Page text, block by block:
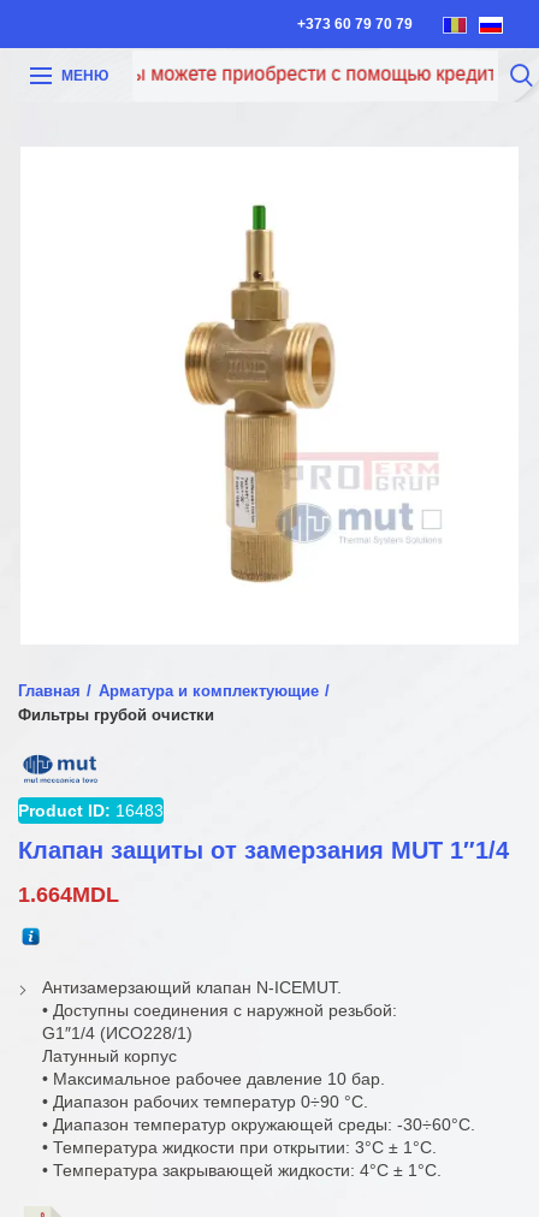
+373 60 79 70 79
МЕНЮ
Теперь вы можете приобрести с помощью кредита
Главная
Арматура и комплектующие
Фильтры грубой очистки
Product ID: 16483
Клапан защиты от замерзания MUT 1″1/4
1.664MDL
Антизамерзающий клапан N-ICEMUT.
• Доступны соединения с наружной резьбой:
G1″1/4 (ИСО228/1)
Латунный корпус
• Максимальное рабочее давление 10 бар.
• Диапазон рабочих температур 0÷90 °C.
• Диапазон температур окружающей среды: -30÷60°C.
• Температура жидкости при открытии: 3°C ± 1°C.
• Температура закрывающей жидкости: 4°C ± 1°C.